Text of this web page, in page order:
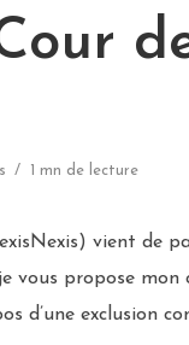
1 mn de lecture
vient de
vous propose mon
d’une exclusion